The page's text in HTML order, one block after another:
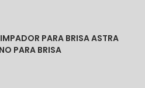
PARA BRISA ASTRA
NO PARA BRISA